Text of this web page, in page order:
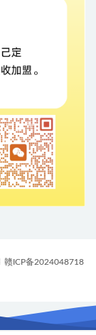
赣ICP备2024048718